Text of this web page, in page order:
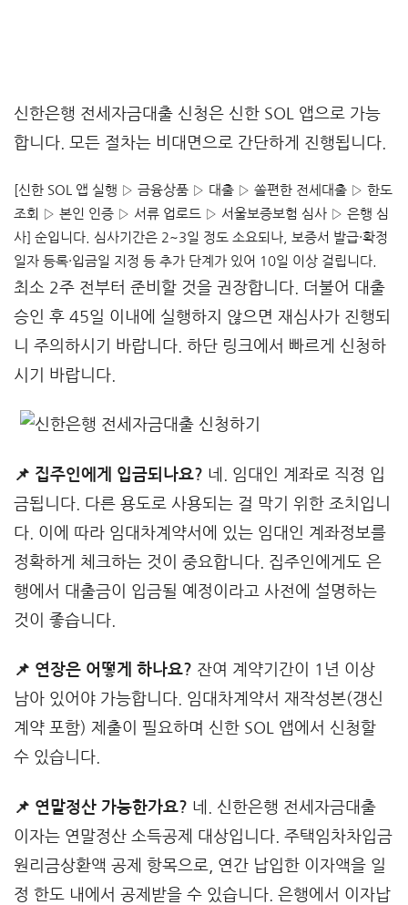
신한은행 전세자금대출 신청은 신한 SOL 앱으로 가능
합니다. 모든 절차는 비대면으로 간단하게 진행됩니다.
[신한 SOL 앱 실행 ▷ 금융상품 ▷ 대출 ▷ 쏠편한 전세대출 ▷ 한도
조회 ▷ 본인 인증 ▷ 서류 업로드 ▷ 서울보증보험 심사 ▷ 은행 심
사] 순입니다. 심사기간은 2~3일 정도 소요되나, 보증서 발급·확정
일자 등록·입금일 지정 등 추가 단계가 있어 10일 이상 걸립니다.
최소 2주 전부터 준비할 것을 권장합니다. 더불어 대출
승인 후 45일 이내에 실행하지 않으면 재심사가 진행되
니 주의하시기 바랍니다. 하단 링크에서 빠르게 신청하
시기 바랍니다.
📌 집주인에게 입금되나요? 네. 임대인 계좌로 직정 입
금됩니다. 다른 용도로 사용되는 걸 막기 위한 조치입니
다. 이에 따라 임대차계약서에 있는 임대인 계좌정보를
정확하게 체크하는 것이 중요합니다. 집주인에게도 은
행에서 대출금이 입금될 예정이라고 사전에 설명하는
것이 좋습니다.
📌 연장은 어떻게 하나요? 잔여 계약기간이 1년 이상
남아 있어야 가능합니다. 임대차계약서 재작성본(갱신
계약 포함) 제출이 필요하며 신한 SOL 앱에서 신청할
수 있습니다.
📌 연말정산 가능한가요? 네. 신한은행 전세자금대출
이자는 연말정산 소득공제 대상입니다. 주택임차차입금
원리금상환액 공제 항목으로, 연간 납입한 이자액을 일
정 한도 내에서 공제받을 수 있습니다. 은행에서 이자납